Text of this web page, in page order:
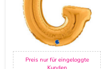
Preis nur für eingeloggte